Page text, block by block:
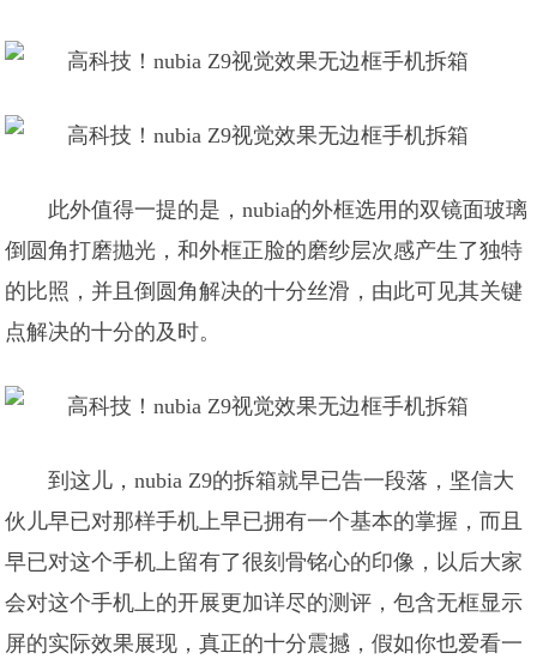
此外值得一提的是，nubia的外框选用的双镜面玻璃
倒圆角打磨抛光，和外框正脸的磨纱层次感产生了独特
的比照，并且倒圆角解决的十分丝滑，由此可见其关键
点解决的十分的及时。
到这儿，nubia Z9的拆箱就早已告一段落，坚信大
伙儿早已对那样手机上早已拥有一个基本的掌握，而且
早已对这个手机上留有了很刻骨铭心的印像，以后大家
会对这个手机上的开展更加详尽的测评，包含无框显示
屏的实际效果展现，真正的十分震撼，假如你也爱看一